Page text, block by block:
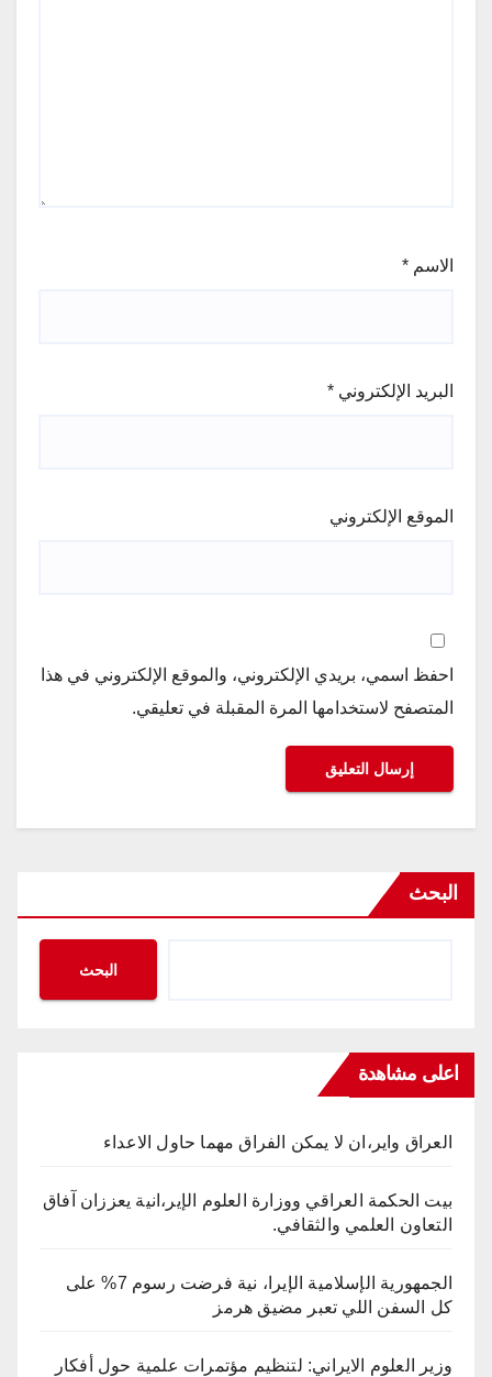
الاسم *
البريد الإلكتروني *
الموقع الإلكتروني
احفظ اسمي، بريدي الإلكتروني، والموقع الإلكتروني في هذا
المتصفح لاستخدامها المرة المقبلة في تعليقي.
البحث
البحث
اعلى مشاهدة
العراق واير،ان لا يمكن الفراق مهما حاول الاعداء
بيت الحكمة العراقي ووزارة العلوم الإير،انية يعززان آفاق
التعاون العلمي والثقافي.
الجمهورية الإسلامية الإيرا، نية فرضت رسوم 7% على
كل السفن اللي تعبر مضيق هرمز
وزير العلوم الايراني: لتنظيم مؤتمرات علمية حول أفكار